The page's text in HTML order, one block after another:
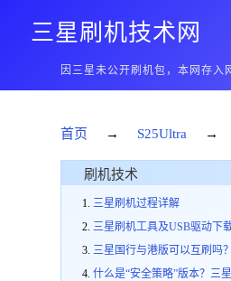
三星刷机技术网
因三星未公开刷机包，本网存入
首页 → S25Ultra →
刷机技术
三星刷机过程详解
三星刷机工具及USB驱动下
三星国行与港版可以互刷吗
什么是“安全策略”版本？三